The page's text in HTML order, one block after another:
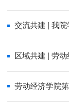
交流共建 | 我
区域共建 | 劳
劳动经济学院